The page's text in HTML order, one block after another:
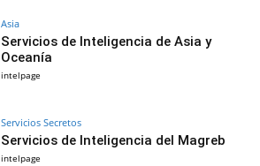
Asia
Servicios de Inteligencia de Asia y
Oceanía
intelpage
Servicios Secretos
Servicios de Inteligencia del Magreb
intelpage